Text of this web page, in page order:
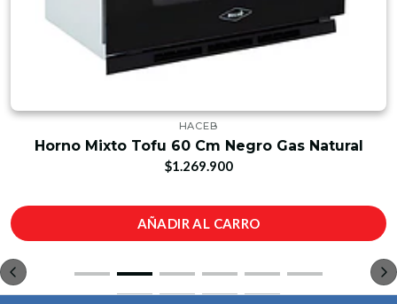
HACEB
Horno Mixto Tofu 60 Cm Negro Gas Natural
$1.269.900
AÑADIR AL CARRO